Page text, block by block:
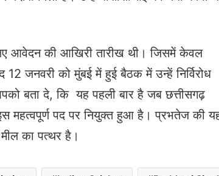
आवेदन की आखिरी तारीख थी। जिसमें केवल
जनवरी को मुंबई में हुई बैठक में उन्हें निर्विरोध
बता दे, कि यह पहली बार है जब छत्तीसगढ़
महत्वपूर्ण पद पर नियुक्त हुआ है। प्रभतेज की
का पत्थर है।